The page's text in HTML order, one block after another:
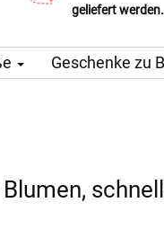
geliefert werden.
Geschenke zu